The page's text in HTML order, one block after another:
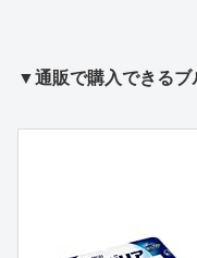
▼通販で購入できるブ